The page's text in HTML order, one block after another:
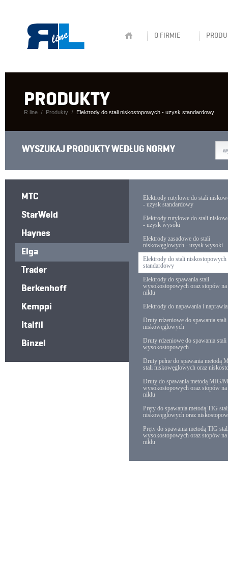
O FIRMIE
PRODUKTY
R line Produkty Elektrody do stali niskostopowych - uzysk standardowy
WYSZUKAJ PRODUKTY WEDŁUG NORMY
MTC
StarWeld
Haynes
Elga
Trader
Berkenhoff
Kemppi
Italfil
Binzel
Elektrody rutylowe do stali
- uzysk standardowy
Elektrody rutylowe do stali
- uzysk wysoki
Elektrody zasadowe do stali
niskowęglowych - uzysk wysoki
Elektrody do stali niskostopowych
standardowy
Elektrody do spawania stali
wysokostopowych oraz stopów na
niklu
Elektrody do napawania i
Druty rdzeniowe do spawania stali
niskowęglowych
Druty rdzeniowe do spawania stali
wysokostopowych
Druty pełne do spawania metodą
stali niskowęglowych oraz
Druty do spawania metodą MIG/
wysokostopowych oraz stopów na
niklu
Pręty do spawania metodą TIG
niskowęglowych oraz
Pręty do spawania metodą TIG
wysokostopowych oraz stopów na
niklu